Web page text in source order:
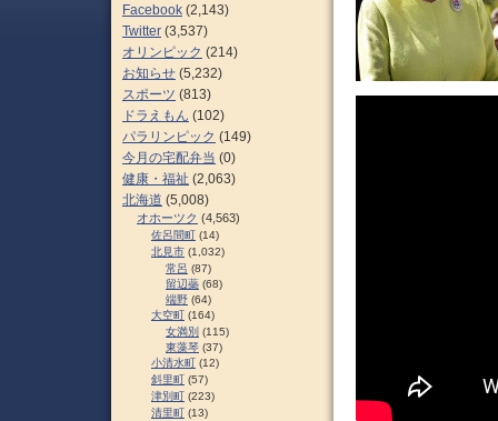
Facebook (2,143)
Twitter (3,537)
オリンピック (214)
お知らせ (5,232)
スポーツ (813)
ドラえもん (102)
パラリンピック (149)
今月の宅配弁当 (0)
健康・福祉 (2,063)
北海道 (5,008)
オホーツク (4,563)
佐呂間町 (14)
北見市 (1,032)
常呂 (87)
留辺蘂 (68)
端野 (64)
大空町 (164)
女満別 (115)
東藻琴 (37)
小清水町 (12)
斜里町 (57)
津別町 (223)
清里町 (13)